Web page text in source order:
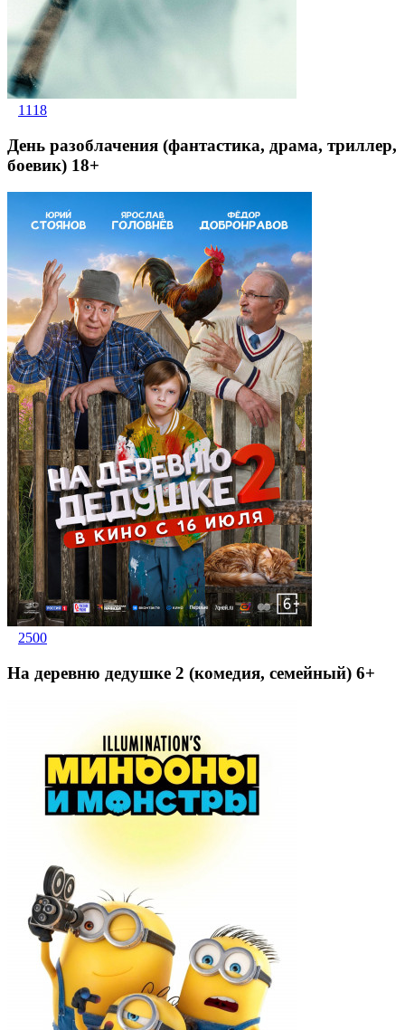
1118
День разоблачения (фантастика, драма, триллер,
боевик) 18+
2500
На деревню дедушке 2 (комедия, семейный) 6+